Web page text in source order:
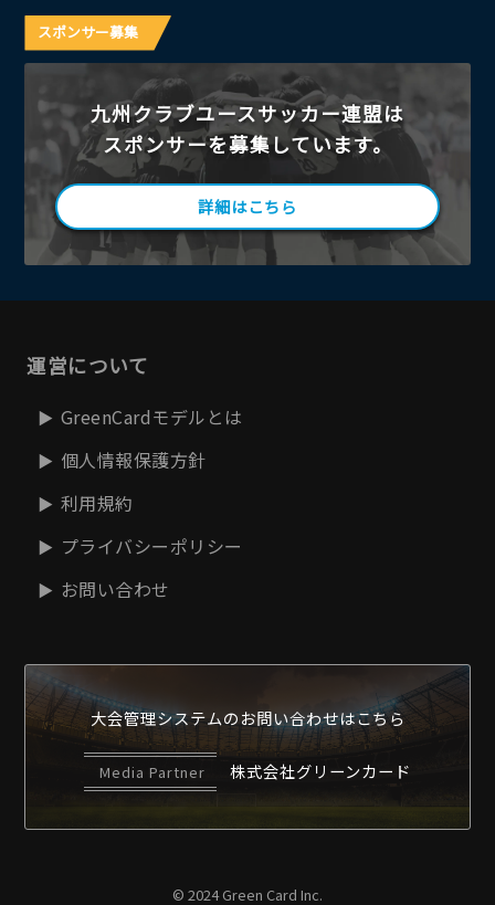
スポンサー募集
九州クラブユースサッカー連盟は
スポンサーを募集しています。
詳細はこちら
運営について
GreenCardモデルとは
個人情報保護方針
利用規約
プライバシーポリシー
お問い合わせ
大会管理システムのお問い合わせはこちら
Media Partner 株式会社グリーンカード
© 2024 Green Card Inc.